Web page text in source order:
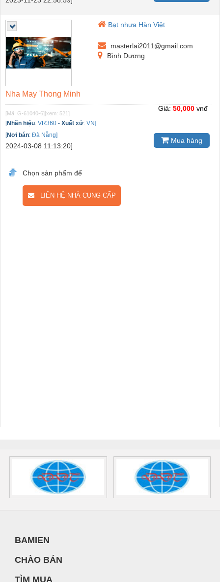
Bạt nhựa Hàn Việt
masterlai2011@gmail.com
Bình Dương
Nha May Thong Minh
[Mã: G-61040-6][xem: 521]
[Nhãn hiệu: VR360 - Xuất xứ: VN]
[Nơi bán: Đà Nẵng]
2024-03-08 11:13:20]
Giá: 50,000 vnđ
Mua hàng
Chọn sản phẩm để
LIÊN HỆ NHÀ CUNG CẤP
BAMIEN
CHÀO BÁN
TÌM MUA